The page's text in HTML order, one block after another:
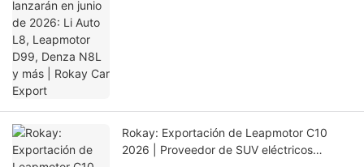
Rokay: Exportación de Leapmotor C10
2026 | Proveedor de SUV eléctricos